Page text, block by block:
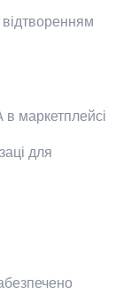
маркетплейсі
для